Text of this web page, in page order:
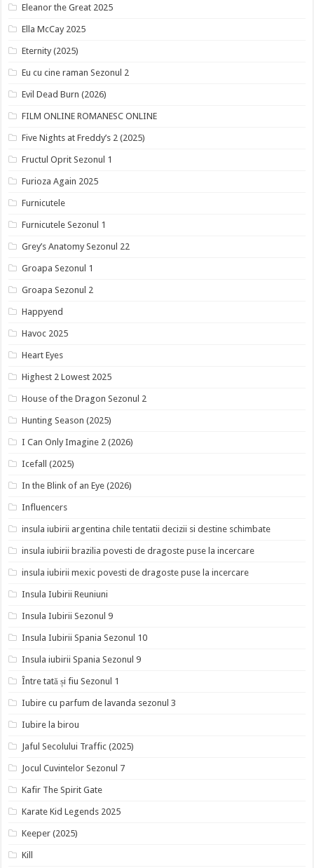
Eleanor the Great 2025
Ella McCay 2025
Eternity (2025)
Eu cu cine raman Sezonul 2
Evil Dead Burn (2026)
FILM ONLINE ROMANESC ONLINE
Five Nights at Freddy’s 2 (2025)
Fructul Oprit Sezonul 1
Furioza Again 2025
Furnicutele
Furnicutele Sezonul 1
Grey’s Anatomy Sezonul 22
Groapa Sezonul 1
Groapa Sezonul 2
Happyend
Havoc 2025
Heart Eyes
Highest 2 Lowest 2025
House of the Dragon Sezonul 2
Hunting Season (2025)
I Can Only Imagine 2 (2026)
Icefall (2025)
In the Blink of an Eye (2026)
Influencers
insula iubirii argentina chile tentatii decizii si destine schimbate
insula iubirii brazilia povesti de dragoste puse la incercare
insula iubirii mexic povesti de dragoste puse la incercare
Insula Iubirii Reuniuni
Insula Iubirii Sezonul 9
Insula Iubirii Spania Sezonul 10
Insula iubirii Spania Sezonul 9
Între tată și fiu Sezonul 1
Iubire cu parfum de lavanda sezonul 3
Iubire la birou
Jaful Secolului Traffic (2025)
Jocul Cuvintelor Sezonul 7
Kafir The Spirit Gate
Karate Kid Legends 2025
Keeper (2025)
Kill